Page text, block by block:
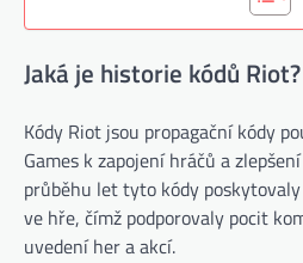
Jaká je historie kódů Riot?
Kódy Riot jsou propagační kódy
Games k zapojení hráčů a
průběhu let tyto kódy
ve hře, čímž podporovaly pocit
uvedení her a akcí.